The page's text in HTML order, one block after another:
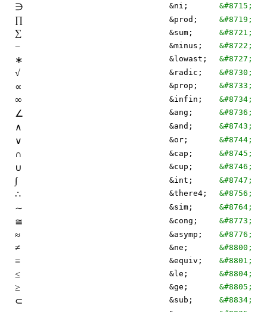
∋ &ni; &#8715;
∏ &prod; &#8719;
∑ &sum; &#8721;
− &minus; &#8722;
∗ &lowast; &#8727;
√ &radic; &#8730;
∝ &prop; &#8733;
∞ &infin; &#8734;
∠ &ang; &#8736;
∧ &and; &#8743;
∨ &or; &#8744;
∩ &cap; &#8745;
∪ &cup; &#8746;
∫ &int; &#8747;
∴ &there4; &#8756;
∼ &sim; &#8764;
≅ &cong; &#8773;
≈ &asymp; &#8776;
≠ &ne; &#8800;
≡ &equiv; &#8801;
≤ &le; &#8804;
≥ &ge; &#8805;
⊂ &sub; &#8834;